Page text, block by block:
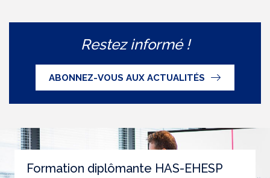
Restez informé !
ABONNEZ-VOUS AUX ACTUALITÉS
Formation diplômante HAS-EHESP